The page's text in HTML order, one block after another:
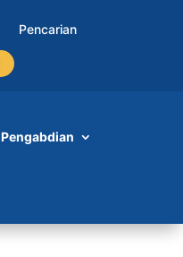
Pencarian
Pengabdian